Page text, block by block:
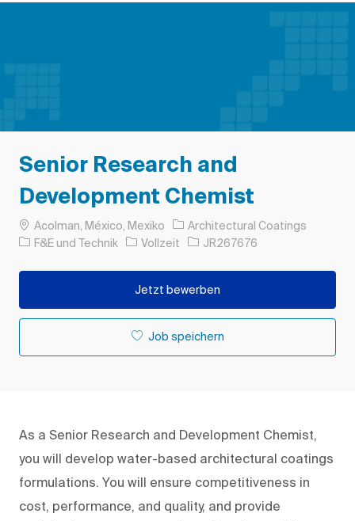
Senior Research and
Development Chemist
OrtAcolman, México, Mexiko
Architectural Coatings
Kategorie
F&E und Technik Auftragstyp
Vollzeit Auftrags-ID
JR267676
Jetzt bewerben
Job speichern
As a Senior Research and Development Chemist,
you will develop water-based architectural coatings
formulations. You will ensure competitiveness in
cost, performance, and quality, and provide